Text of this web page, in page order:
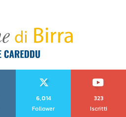
6,014
Follower
323
Iscritti